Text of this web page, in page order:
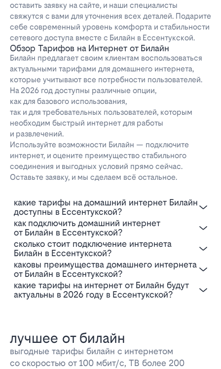
оставить заявку на сайте, и наши специалисты
свяжутся с вами для уточнения всех деталей. Подарите
себе современный уровень комфорта и стабильности
сетевого доступа вместе с Билайн в Ессентукской.
Обзор Тарифов на Интернет от Билайн
Билайн предлагает своим клиентам воспользоваться
актуальными тарифами для домашнего интернета,
которые учитывают все потребности пользователей.
На 2026 год доступны различные опции,
как для базового использования,
так и для требовательных пользователей, которым
необходим быстрый интернет для работы
и развлечений.
Используйте возможности Билайн — подключите
интернет, и оцените преимущество стабильного
соединения и выгодных условий прямо сейчас.
Оставьте заявку, и мы сделаем всё остальное.
Какие тарифы на домашний интернет Билайн
доступны в Ессентукской?
Как подключить домашний интернет
от Билайн в Ессентукской?
Сколько стоит подключение интернета
Билайн в Ессентукской?
Каковы преимущества домашнего интернета
от Билайн в Ессентукской?
Какие тарифы на интернет от Билайн будут
актуальны в 2026 году в Ессентукской?
лучшее от билайн
выгодные тарифы билайн с интернетом
со скоростью от 100 мбит/с, ТВ более 200